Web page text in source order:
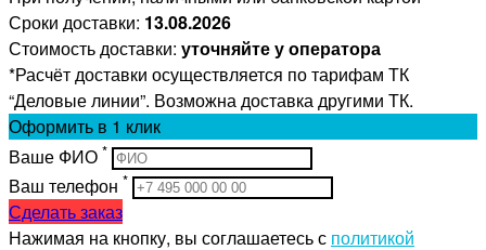
Сроки доставки: 13.08.2026
Стоимость доставки: уточняйте у оператора
*Расчёт доставки осуществляется по тарифам ТК
“Деловые линии”. Возможна доставка другими ТК.
Оформить в 1 клик
Ваше ФИО *
Ваш телефон *
Сделать заказ
Нажимая на кнопку, вы соглашаетесь с политикой